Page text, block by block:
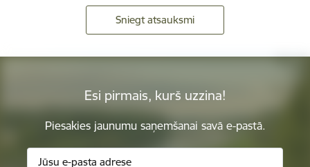
Sniegt atsauksmi
Esi pirmais, kurš uzzina!
Piesakies jaunumu saņemšanai savā e-pastā.